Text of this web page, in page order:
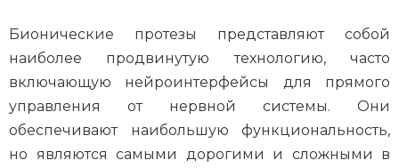
Бионические протезы представляют собой
наиболее продвинутую технологию, часто
включающую нейроинтерфейсы для прямого
управления от нервной системы. Они
обеспечивают наибольшую функциональность,
но являются самыми дорогими и сложными в